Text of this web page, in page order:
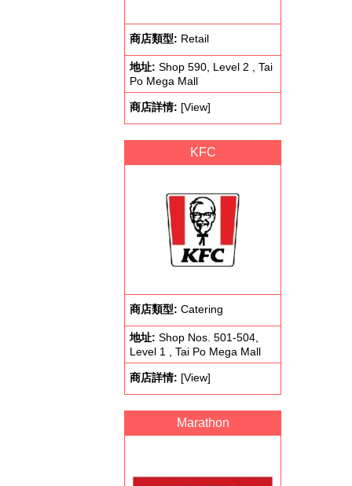
商店類型: Retail
地址: Shop 590, Level 2 , Tai
Po Mega Mall
商店詳情: [View]
KFC
商店類型: Catering
地址: Shop Nos. 501-504,
Level 1 , Tai Po Mega Mall
商店詳情: [View]
Marathon